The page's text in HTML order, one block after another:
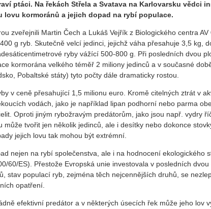
ptáci. Na řekách Střela a Svatava na Karlovarsku vědci
lovu kormoránů a jejich dopad na rybí populace.
zveřejnili Martin Čech a Lukáš Vejřík z Biologického centra
g ryb. Skutečně velcí jedinci, jejichž váha přesahuje 3,5 kg,
ryby vážící 500-800 g. Při posledních dvou
kormorána velkého téměř 2 miliony jedinců a v současné
Pobaltské státy) tyto počty dále dramaticky rostou.
v ceně přesahující 1,5 milionu euro. Kromě citelných ztrát v
vodách, jako je například lipan podhorní nebo parma
Oproti jiným rybožravým predátorům, jako jsou např. vydry
může tvořit jen několik jedinců, ale i desítky nebo dokonce
jejich lovu tak mohou být extrémní.
nejen na rybí společenstva, ale i na hodnocení ekologického
60/ES). Přestože Evropská unie investovala v posledních
stav populací ryb, zejména těch nejcennějších druhů, se
opatření.
efektivní predátor a v některých úsecích řek může jeho lov